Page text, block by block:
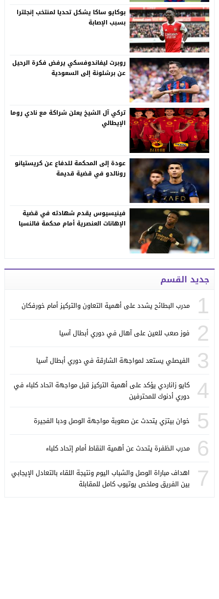
بوكايو ساكا يشكل تحديا لمنتخب إنجلترا
بسبب الإصابة
روبرت ليفاندوفسكي يرفض فكرة الرحيل
عن برشلونة إلى السعودية
تركي آل الشيخ يعلن شراكة مع نادي روما
الإيطالي
عودة إلى المحكمة للدفاع عن كريستيانو
رونالدو في قضية قديمة
فينيسيوس يقدم شهادته في قضية
الإهانات العنصرية أمام محكمة فالنسيا
جديد القسم
1 مدرب البطائح يشدد على أهمية التعاون والتركيز أمام خورفكان
2 فوز صعب للعين على آهال في دوري أبطال آسيا
3 الفيصلي يستعد لمواجهة الشارقة في دوري أبطال آسيا
4
كايو زاناردي يؤكد على أهمية التركيز قبل مواجهة اتحاد كلباء في
دوري أدنوك للمحترفين
5 خوان بيتزي يتحدث عن صعوبة مواجهة الوصل ودبا الفجيرة
6 مدرب الظفرة يتحدث عن أهمية النقاط أمام إتحاد كلباء
7
اهداف مباراة الوصل والشباب اليوم ونتيجة اللقاء بالتعادل الإيجابي
بين الفريق وملخص يوتيوب كامل للمقابلة